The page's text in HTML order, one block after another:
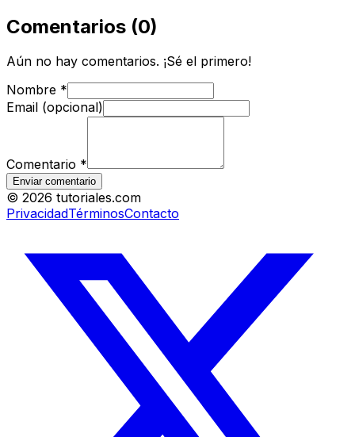
Comentarios (0)
Aún no hay comentarios. ¡Sé el primero!
Nombre *
Email (opcional)
Comentario *
Enviar comentario
© 2026 tutoriales.com
PrivacidadTérminosContacto